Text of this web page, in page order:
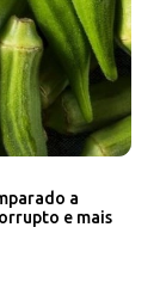
a
e mais